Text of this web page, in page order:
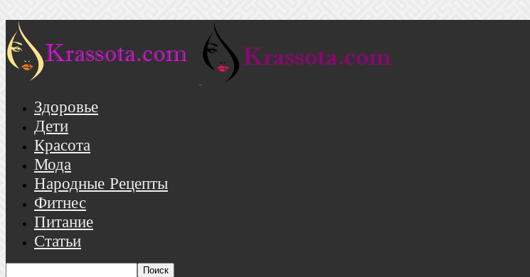
Здоровье
Дети
Красота
Мода
Народные Рецепты
Фитнес
Питание
Статьи